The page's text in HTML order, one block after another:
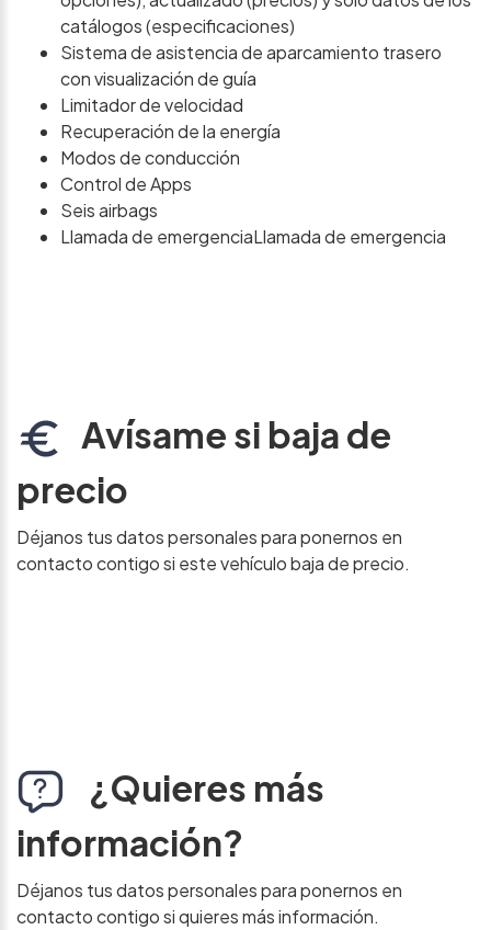
catálogos (especificaciones)
Sistema de asistencia de aparcamiento trasero
con visualización de guía
Limitador de velocidad
Recuperación de la energía
Modos de conducción
Control de Apps
Seis airbags
Llamada de emergenciaLlamada de emergencia
Avísame si baja de
precio
Déjanos tus datos personales para ponernos en
contacto contigo si este vehículo baja de precio.
¿Quieres más
información?
Déjanos tus datos personales para ponernos en
contacto contigo si quieres más información.